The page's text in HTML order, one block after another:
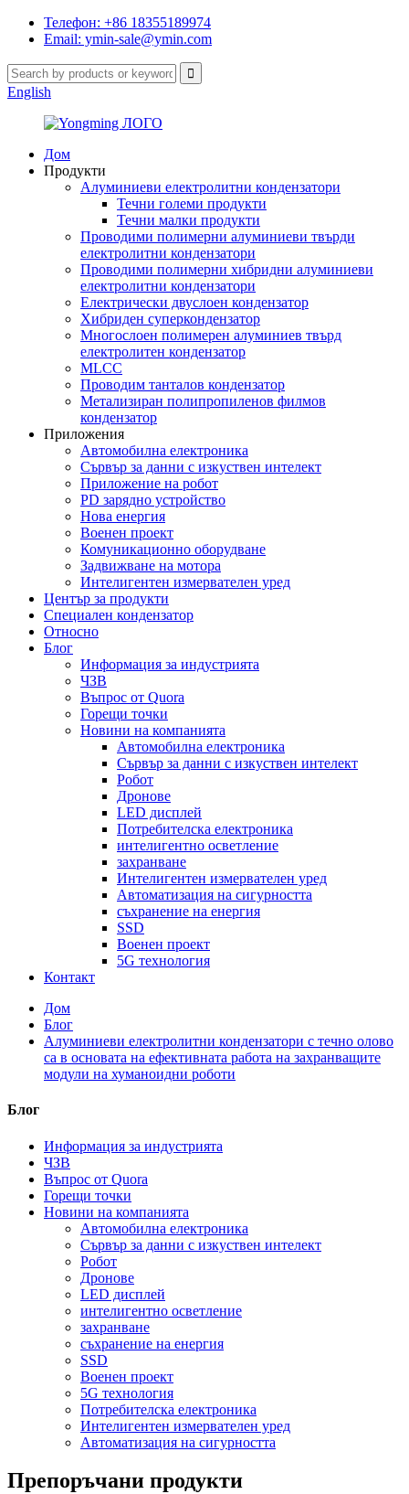
Телефон: +86 18355189974
Email: ymin-sale@ymin.com
English
Дом
Продукти
Алуминиеви електролитни кондензатори
Течни големи продукти
Течни малки продукти
Проводими полимерни алуминиеви твърди
електролитни кондензатори
Проводими полимерни хибридни алуминиеви
електролитни кондензатори
Електрически двуслоен кондензатор
Хибриден суперкондензатор
Многослоен полимерен алуминиев твърд
електролитен кондензатор
MLCC
Проводим танталов кондензатор
Метализиран полипропиленов филмов
кондензатор
Приложения
Автомобилна електроника
Сървър за данни с изкуствен интелект
Приложение на робот
PD зарядно устройство
Нова енергия
Военен проект
Комуникационно оборудване
Задвижване на мотора
Интелигентен измервателен уред
Център за продукти
Специален кондензатор
Относно
Блог
Информация за индустрията
ЧЗВ
Въпрос от Quora
Горещи точки
Новини на компанията
Автомобилна електроника
Сървър за данни с изкуствен интелект
Робот
Дронове
LED дисплей
Потребителска електроника
интелигентно осветление
захранване
Интелигентен измервателен уред
Автоматизация на сигурността
съхранение на енергия
SSD
Военен проект
5G технология
Контакт
Дом
Блог
Алуминиеви електролитни кондензатори с течно олово
са в основата на ефективната работа на захранващите
модули на хуманоидни роботи
Блог
Информация за индустрията
ЧЗВ
Въпрос от Quora
Горещи точки
Новини на компанията
Автомобилна електроника
Сървър за данни с изкуствен интелект
Робот
Дронове
LED дисплей
интелигентно осветление
захранване
съхранение на енергия
SSD
Военен проект
5G технология
Потребителска електроника
Интелигентен измервателен уред
Автоматизация на сигурността
Препоръчани продукти